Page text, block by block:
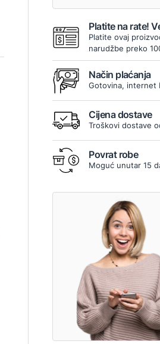
Platite na rate!
Platite ovaj
narudžbe preko
Način plaćanja
Gotovina, internet
Cijena dostave
Troškovi dostave
Povrat robe
Moguć unutar 15